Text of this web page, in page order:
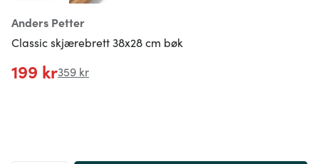
Anders Petter
Classic skjærebrett 38x28 cm bøk
199 kr359 kr